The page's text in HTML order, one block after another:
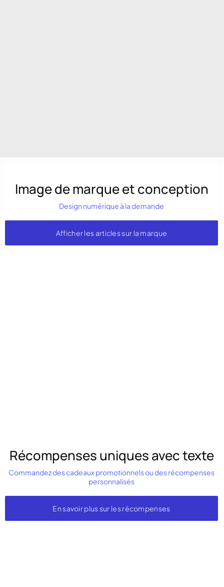
Image de marque et conception
Design numérique à la demande
Afficher les articles sur la marque
Récompenses uniques avec texte
Commandez des cadeaux promotionnels ou des récompenses
personnalisés
En savoir plus sur les récompenses